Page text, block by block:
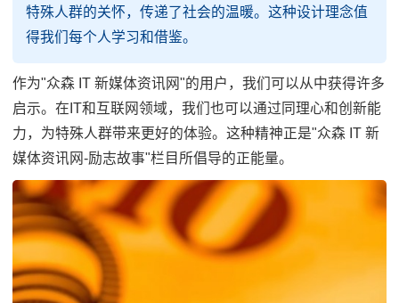
特殊人群的关怀，传递了社会的温暖。这种设计理念值
得我们每个人学习和借鉴。
作为"众森 IT 新媒体资讯网"的用户，我们可以从中获得许多
启示。在IT和互联网领域，我们也可以通过同理心和创新能
力，为特殊人群带来更好的体验。这种精神正是"众森 IT 新
媒体资讯网-励志故事"栏目所倡导的正能量。